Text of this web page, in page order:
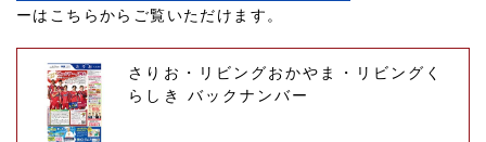
ーはこちらからご覧いただけます。
さりお・リビングおかやま・リビングく
らしき バックナンバー